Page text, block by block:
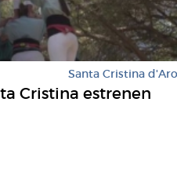
Santa Cristina d'Aro
Cristina estrenen